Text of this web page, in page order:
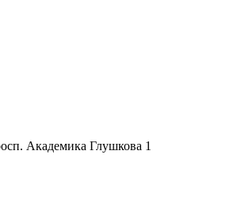
Академика Глушкова 1